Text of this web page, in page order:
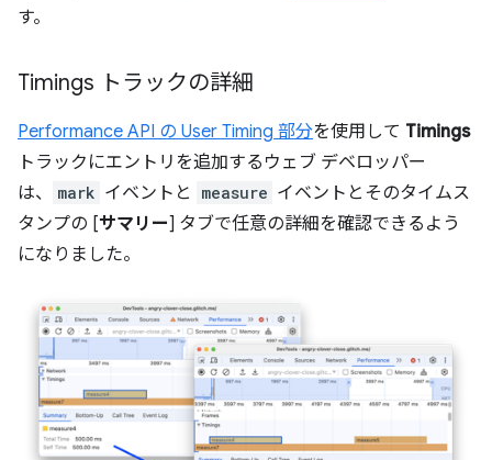
す。
Timings トラックの詳細
Performance API の User Timing 部分を使用して Timings
トラックにエントリを追加するウェブ デベロッパー
は、
mark イベントと measure イベントとそのタイムス
タンプの [サマリー] タブで任意の詳細を確認できるよう
になりました。